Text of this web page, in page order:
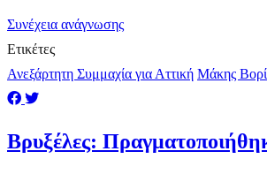
Συνέχεια ανάγνωσης
Ετικέτες
Ανεξάρτητη Συμμαχία για Αττική Μάκης
Βρυξέλες: